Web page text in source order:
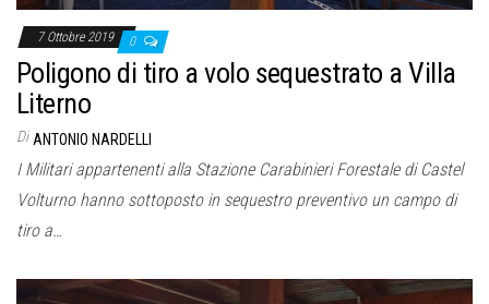
7 Ottobre 2019 0
Poligono di tiro a volo sequestrato a Villa
Literno
Di ANTONIO NARDELLI
I Militari appartenenti alla Stazione Carabinieri Forestale di Castel
Volturno hanno sottoposto in sequestro preventivo un campo di
tiro a…